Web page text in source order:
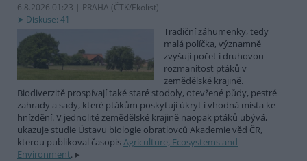
6.8.2026 01:23 | PRAHA (ČTK/Ekolist)
Diskuse: 41
Tradiční záhumenky, tedy
malá políčka, významně
zvyšují počet i druhovou
rozmanitost ptáků v
zemědělské krajině.
Biodiverzitě prospívají také staré stodoly, otevřené půdy, pestré
zahrady a sady, které ptákům poskytují úkryt i vhodná místa ke
hnízdění. V jednolité zemědělské krajině naopak ptáků ubývá,
ukazuje studie Ústavu biologie obratlovců Akademie věd ČR,
kterou publikoval časopisAgriculture, Ecosystems and
Environment.